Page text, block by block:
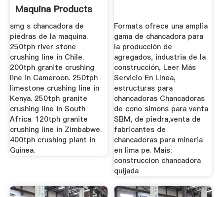
Maquina Products
...
smg s chancadora de
piedras de la maquina.
250tph river stone
crushing line in Chile.
200tph granite crushing
line in Cameroon. 250tph
limestone crushing line in
Kenya. 250tph granite
crushing line in South
Africa. 120tph granite
crushing line in Zimbabwe.
400tph crushing plant in
Guinea.
Formats ofrece una amplia
gama de chancadora para
la producción de
agregados, industria de la
construcción, Leer Más
Servicio En Línea,
estructuras para
chancadoras Chancadoras
de cono simons para venta
SBM, de piedra,venta de
fabricantes de
chancadoras para mineria
en lima pe. Mais;
construccion chancadora
quijada